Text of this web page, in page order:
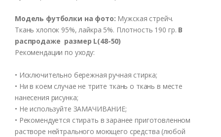
Модель футболки на фото: Мужская стрейч.
Ткань хлопок 95%, лайкра 5%. Плотность 190 гр. В
распродаже размер L(48-50)
Рекомендации по уходу:
• Исключительно бережная ручная стирка;
• Ни в коем случае не трите ткань о ткань в месте
нанесения рисунка;
• Не используйте ЗАМАЧИВАНИЕ;
• Рекомендуется стирать в заранее приготовленном
растворе нейтрального моющего средства (любой